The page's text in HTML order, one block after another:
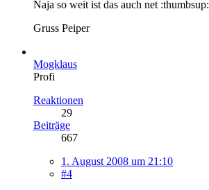
Naja so weit ist das auch net :thumbsup:
Gruss Peiper
Mogklaus
Profi
Reaktionen
29
Beiträge
667
1. August 2008 um 21:10
#4